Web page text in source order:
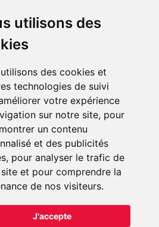
utilisons des
des cookies et
technologies de suivi
votre expérience
sur notre site, pour
un contenu
et des publicités
pour analyser le trafic de
et pour comprendre la
de nos visiteurs.
J'accepte
Découvrez nos nouvelles références SVR
encore jeunes
micronutrition et
pour la micronutrition qui permet souvent
des troubles métaboliques mineurs.
sont souvent complémentaires de traitements
conseillés.
et les produits de nutrition sportive,
française
Eric Favre
. Cette gamme est
des ingrédients et sur une formulation
de chaque sportif. La gamme hydratation
maximale.
domaine des
médicales majeures dans l'arsenal